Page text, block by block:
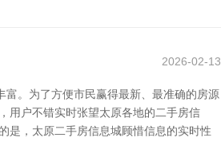
2026-02-13
。为了方便市民赢得最新、最准确的房源
用户不错实时张望太原各地的二手房信
是，太原二手房信息城顾惜信息的实时性